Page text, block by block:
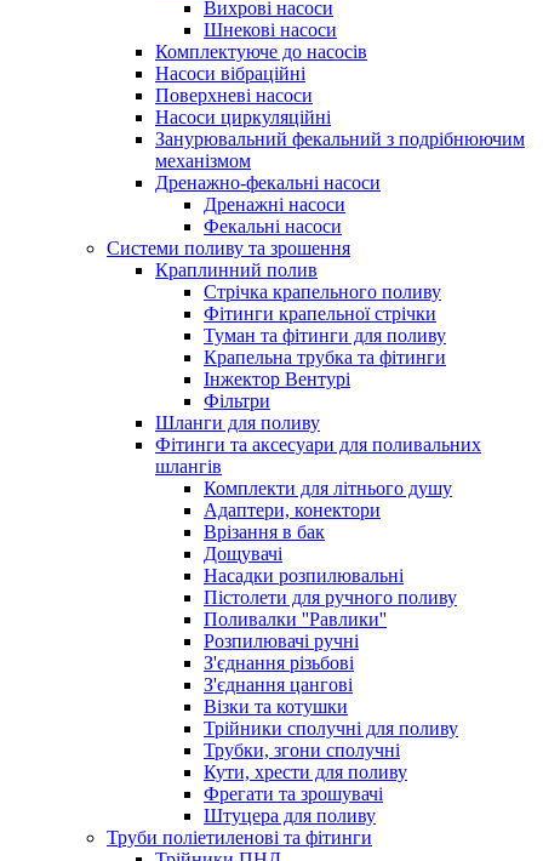
Вихрові насоси
Шнекові насоси
Комплектуюче до насосів
Насоси вібраційні
Поверхневі насоси
Насоси циркуляційні
Занурювальний фекальний з подрібнюючим
механізмом
Дренажно-фекальні насоси
Дренажні насоси
Фекальні насоси
Системи поливу та зрошення
Краплинний полив
Стрічка крапельного поливу
Фітинги крапельної стрічки
Туман та фітинги для поливу
Крапельна трубка та фітинги
Інжектор Вентурі
Фільтри
Шланги для поливу
Фітинги та аксесуари для поливальних
шлангів
Комплекти для літнього душу
Адаптери, конектори
Врізання в бак
Дощувачі
Насадки розпилювальні
Пістолети для ручного поливу
Поливалки ''Равлики''
Розпилювачі ручні
З'єднання різьбові
З'єднання цангові
Візки та котушки
Трійники сполучні для поливу
Трубки, згони сполучні
Кути, хрести для поливу
Фрегати та зрошувачі
Штуцера для поливу
Труби поліетиленові та фітинги